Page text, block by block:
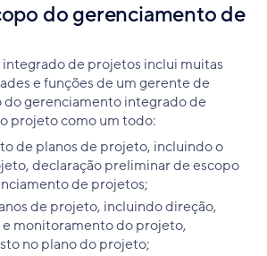
do gerenciamento de
de projetos inclui muitas
e funções de um gerente de
do gerenciamento integrado de
projeto como um todo:
de planos de projeto, incluindo o
declaração preliminar de escopo
de projetos;
de projeto, incluindo direção,
monitoramento do projeto,
no plano do projeto;